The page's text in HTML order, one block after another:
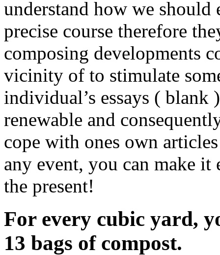
understand how we
precise course therefore
composing developments
vicinity of to stimulate
individual’s essays ( blank
renewable and
cope with ones own
any event, you can make it
the present!
For every cubic yard,
13 bags of compost.